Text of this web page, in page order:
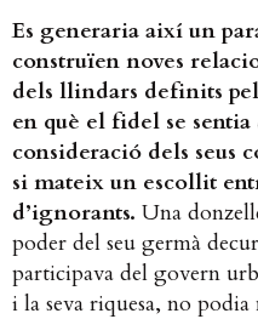
Es generaria així un
construïen noves
dels llindars definits
en què el fidel se sentia
consideració dels seus
si mateix un escollit
d’ignorants. Una
poder del seu germà
participava del govern
i la seva riquesa, no